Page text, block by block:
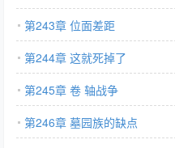
第243章 位面差距
第244章 这就死掉了
第245章 卷 轴战争
第246章 墓园族的缺点